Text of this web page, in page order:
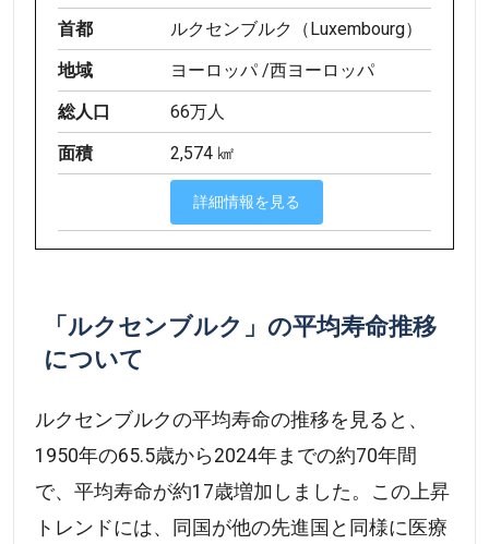
首都
ルクセンブルク（Luxembourg）
地域
ヨーロッパ /西ヨーロッパ
総人口
66万人
面積
2,574 ㎢
詳細情報を見る
「ルクセンブルク」の平均寿命推移
について
ルクセンブルクの平均寿命の推移を見ると、
1950年の65.5歳から2024年までの約70年間
で、平均寿命が約17歳増加しました。この上昇
トレンドには、同国が他の先進国と同様に医療